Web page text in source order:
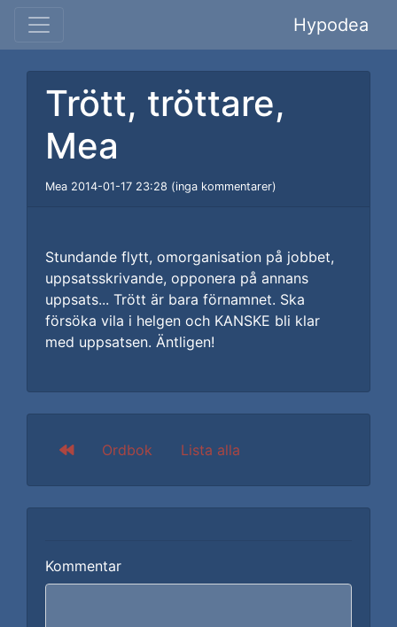
Hypodea
Trött, tröttare,
Mea
Mea 2014-01-17 23:28 (inga kommentarer)
Stundande flytt, omorganisation på jobbet,
uppsatsskrivande, opponera på annans
uppsats... Trött är bara förnamnet. Ska
försöka vila i helgen och KANSKE bli klar
med uppsatsen. Äntligen!
Ordbok Lista alla
Kommentar